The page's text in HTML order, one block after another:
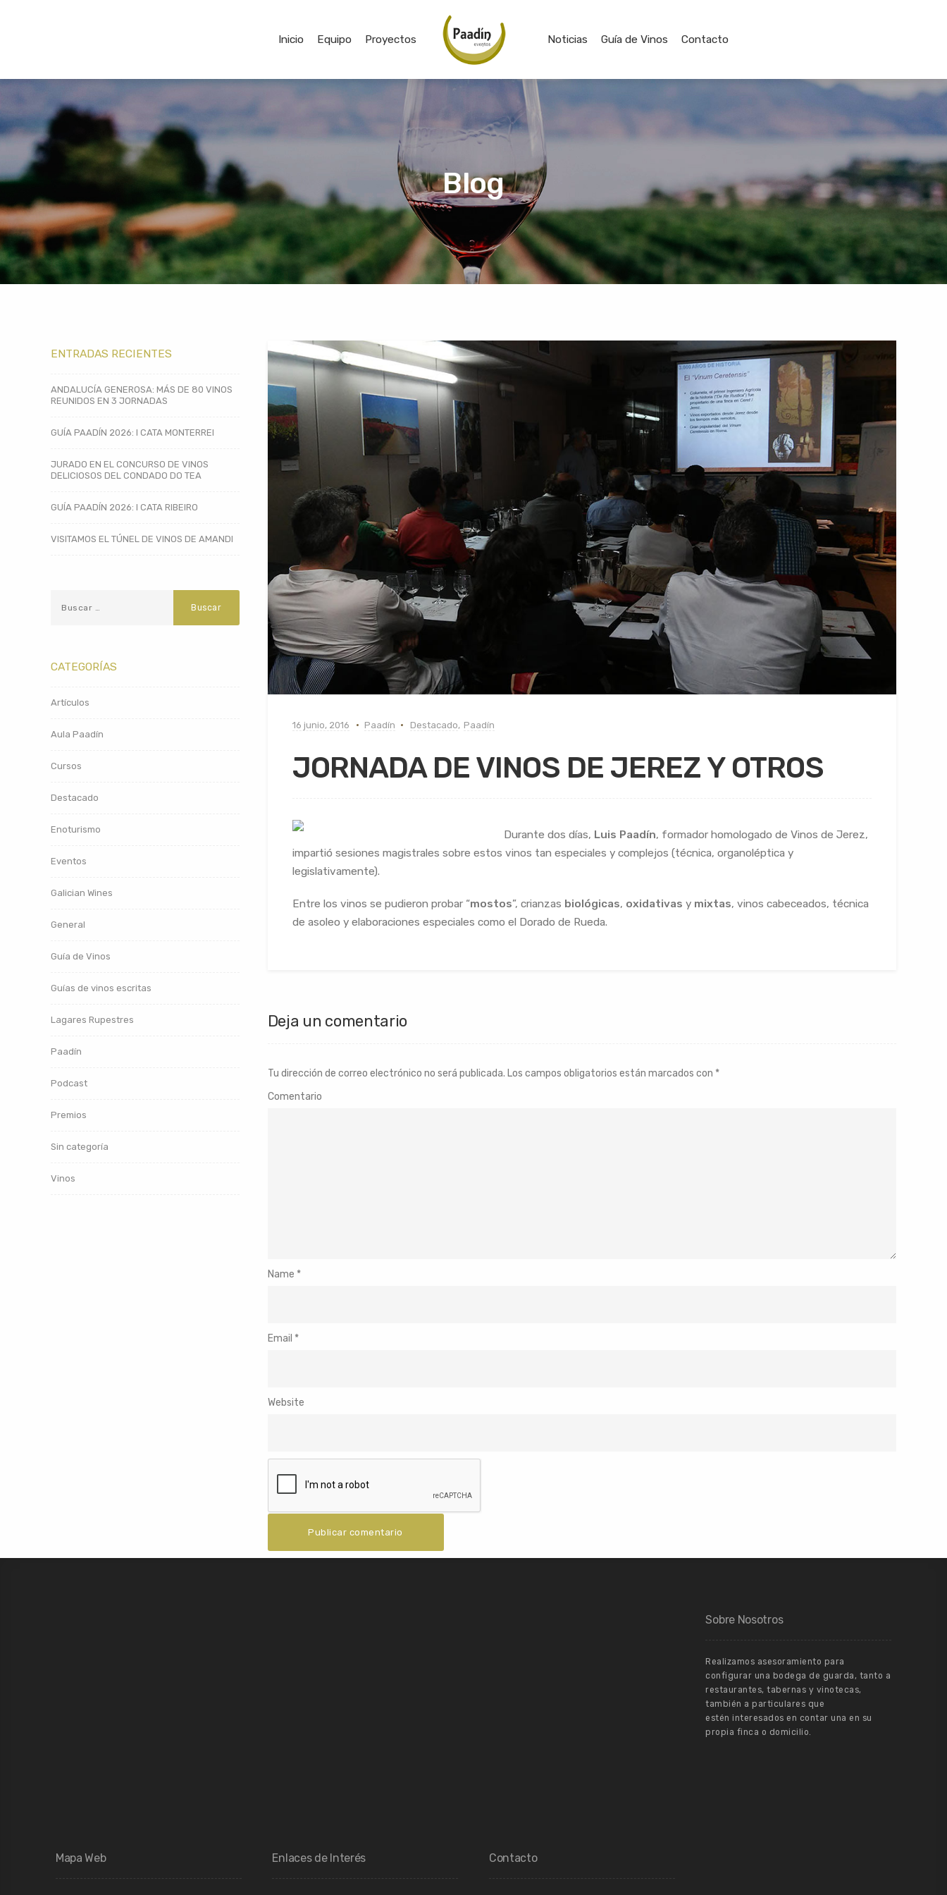
Inicio Equipo Proyectos Noticias Guía de Vinos Contacto
Blog
16 junio, 2016 Paadín Destacado, Paadín
JORNADA DE VINOS DE JEREZ Y OTROS
Durante dos días, Luis Paadín, formador homologado de Vinos de Jerez,
impartió sesiones magistrales sobre estos vinos tan especiales y complejos (técnica, organoléptica y
legislativamente).
Entre los vinos se pudieron probar “mostos”, crianzas biológicas, oxidativas y mixtas, vinos cabeceados, técnica
de asoleo y elaboraciones especiales como el Dorado de Rueda.
Deja un comentario
Tu dirección de correo electrónico no será publicada. Los campos obligatorios están marcados con *
Comentario
Name *
Email *
Website
ENTRADAS RECIENTES
ANDALUCÍA GENEROSA: MÁS DE 80 VINOS
REUNIDOS EN 3 JORNADAS
GUÍA PAADÍN 2026: I CATA MONTERREI
JURADO EN EL CONCURSO DE VINOS
DELICIOSOS DEL CONDADO DO TEA
GUÍA PAADÍN 2026: I CATA RIBEIRO
VISITAMOS EL TÚNEL DE VINOS DE AMANDI
CATEGORÍAS
Artículos
Aula Paadín
Cursos
Destacado
Enoturismo
Eventos
Galician Wines
General
Guía de Vinos
Guías de vinos escritas
Lagares Rupestres
Paadín
Podcast
Premios
Sin categoría
Vinos
Sobre Nosotros
Realizamos asesoramiento para
configurar una bodega de guarda, tanto a
restaurantes, tabernas y vinotecas,
también a particulares que
estén interesados en contar una en su
propia finca o domicilio.
Mapa Web Enlaces de Interés Contacto